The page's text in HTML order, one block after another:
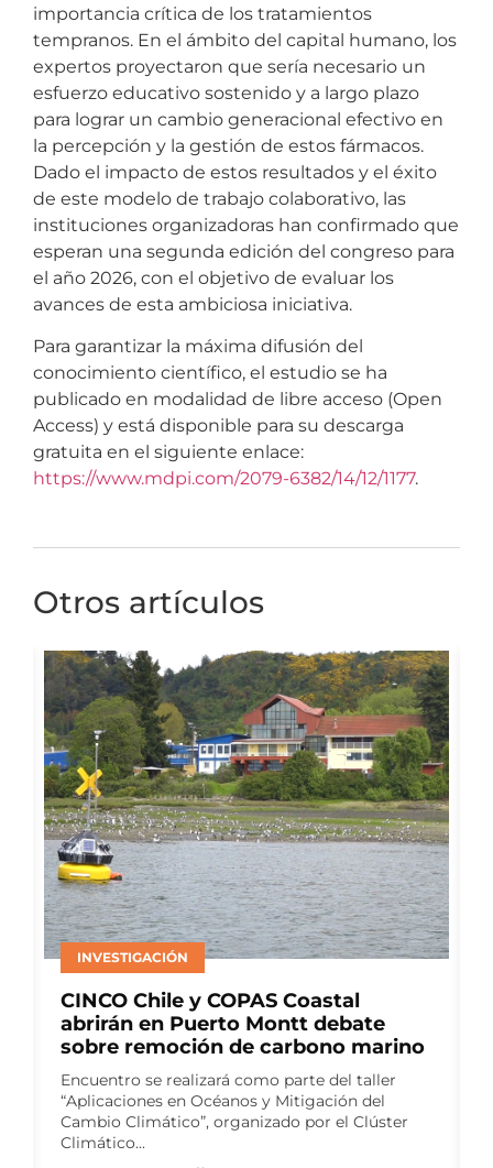
importancia crítica de los tratamientos
tempranos. En el ámbito del capital humano, los
expertos proyectaron que sería necesario un
esfuerzo educativo sostenido y a largo plazo
para lograr un cambio generacional efectivo en
la percepción y la gestión de estos fármacos.
Dado el impacto de estos resultados y el éxito
de este modelo de trabajo colaborativo, las
instituciones organizadoras han confirmado que
esperan una segunda edición del congreso para
el año 2026, con el objetivo de evaluar los
avances de esta ambiciosa iniciativa.
Para garantizar la máxima difusión del
conocimiento científico, el estudio se ha
publicado en modalidad de libre acceso (Open
Access) y está disponible para su descarga
gratuita en el siguiente enlace:
https://www.mdpi.com/2079-6382/14/12/1177.
Otros artículos
ACUICULTURA
Multi X y el Centro de Negocios
Sercotec Puerto Aysén lanzan
segunda versión de Red Pyme
Aysén
El programa gratuito busca fortalecer las
capacidades de proveedores para la industria
salmonera, mediante talleres especializados y